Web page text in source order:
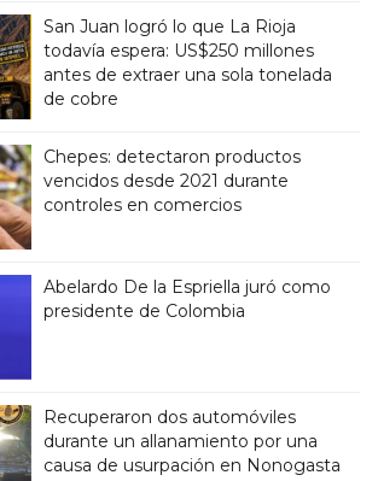
San Juan logró lo que La Rioja
todavía espera: US$250 millones
antes de extraer una sola tonelada
de cobre
Chepes: detectaron productos
vencidos desde 2021 durante
controles en comercios
Abelardo De la Espriella juró como
presidente de Colombia
Recuperaron dos automóviles
durante un allanamiento por una
causa de usurpación en Nonogasta